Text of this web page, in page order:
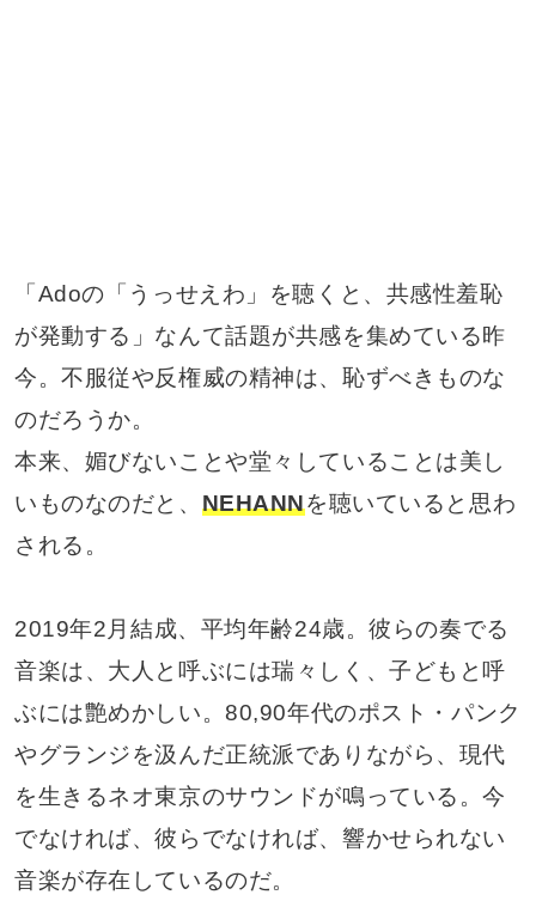
「Adoの「うっせえわ」を聴くと、共感性羞恥
が発動する」なんて話題が共感を集めている昨
今。不服従や反権威の精神は、恥ずべきものな
のだろうか。
本来、媚びないことや堂々していることは美し
いものなのだと、 NEHANNを聴いていると思わ
される。
2019年2月結成、平均年齢24歳。彼らの奏でる
音楽は、大人と呼ぶには瑞々しく、子どもと呼
ぶには艶めかしい。80,90年代のポスト・パンク
やグランジを汲んだ正統派でありながら、現代
を生きるネオ東京のサウンドが鳴っている。今
でなければ、彼らでなければ、響かせられない
音楽が存在しているのだ。